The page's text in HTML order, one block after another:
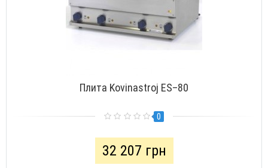
Плита Kovinastroj ES–80
0
32 207 грн